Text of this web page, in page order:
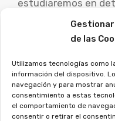
de las
Utilizamos tecnologías como
información del dispositivo.
navegación y para mostrar
consentimiento a estas
el comportamiento de
consentir o retirar el
estudiaremos en
¿Te
tarjeta
recuperar
abusivos.